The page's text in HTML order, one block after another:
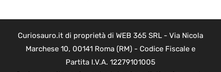
Curiosauro.it di proprietà di WEB 365 SRL - Via Nicola
Marchese 10, 00141 Roma (RM) - Codice Fiscale e
Partita I.V.A. 12279101005